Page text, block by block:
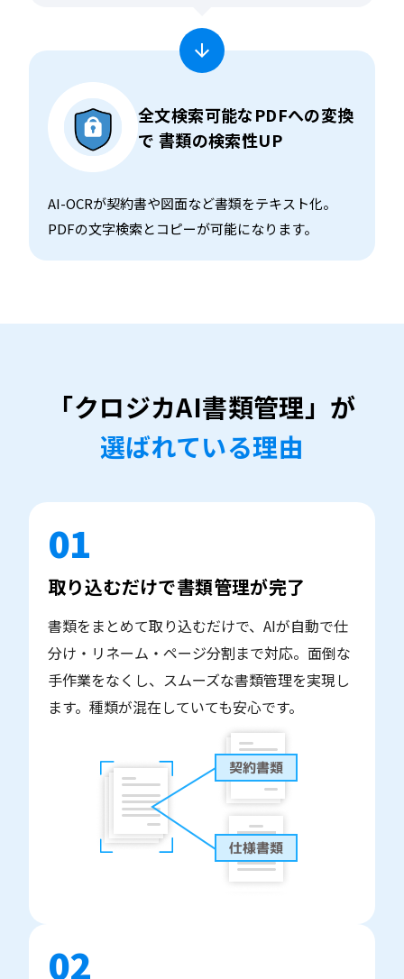
全文検索可能なPDFへの変換
で 書類の検索性UP
AI-OCRが契約書や図面など書類をテキスト化。
PDFの文字検索とコピーが可能になります。
「クロジカAI書類管理」が
選ばれている理由
01
取り込むだけで書類管理が完了
書類をまとめて取り込むだけで、AIが自動で仕
分け・リネーム・ページ分割まで対応。面倒な
手作業をなくし、スムーズな書類管理を実現し
ます。種類が混在していても安心です。
02